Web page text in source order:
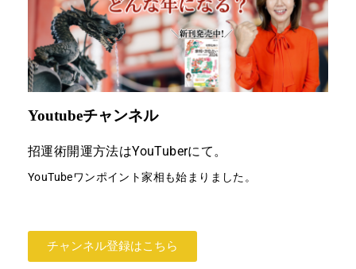
Youtubeチャンネル
招運術開運方法はYouTuberにて。
YouTubeワンポイント家相も始まりました。
チャンネル登録はこちら